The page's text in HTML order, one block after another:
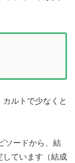
ルトで少なくと
ソードから、結
しています（結成